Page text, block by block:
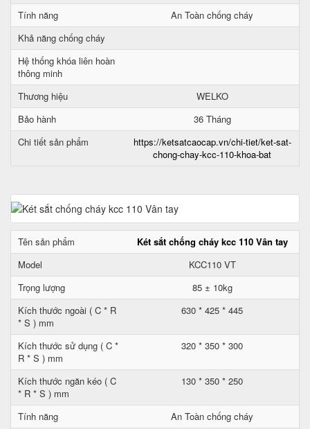
Tính năng
An Toàn chống cháy
Khả năng chống cháy
Hệ thống khóa liên hoàn
thông minh
Thương hiệu
WELKO
Bảo hành
36 Tháng
Chi tiết sản phẩm
https://ketsatcaocap.vn/chi-tiet/ket-sat-
chong-chay-kcc-110-khoa-bat
Tên sản phẩm
Két sắt chống cháy kcc 110 Vân tay
Model
KCC110 VT
Trọng lượng
85 ± 10kg
Kích thước ngoài ( C * R
* S ) mm
630 * 425 * 445
Kích thước sử dụng ( C *
R * S ) mm
320 * 350 * 300
Kích thước ngăn kéo ( C
* R * S ) mm
130 * 350 * 250
Tính năng
An Toàn chống cháy